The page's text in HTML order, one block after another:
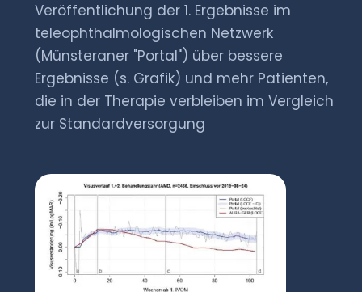
Veröffentlichung der 1. Ergebnisse im
teleophthalmologischen Netzwerk
(Münsteraner "Portal") über bessere
Ergebnisse (s. Grafik) und mehr Patienten,
die in der Therapie verbleiben im Vergleich
zur Standardversorgung